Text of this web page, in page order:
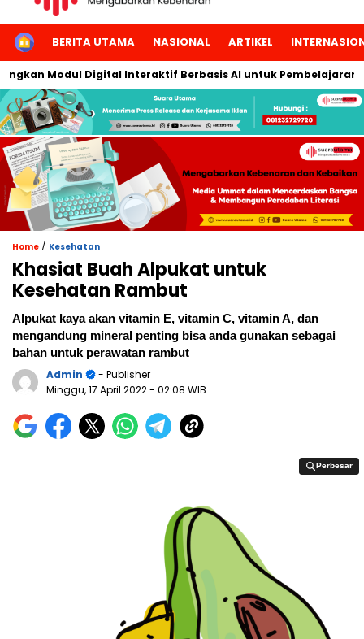
HOMEBERITA UTAMA NASIONAL ARTIKEL
Modul Digital Interaktif Berbasis AI untuk Pembelajaran
Home / Kesehatan
Khasiat Buah Alpukat untuk
Kesehatan Rambut
Alpukat kaya akan vitamin E, vitamin C, vitamin A, dan
mengandung mineral penting bisa anda gunakan sebagai
bahan untuk perawatan rambut
Admin
- Publisher
Minggu, 17 April 2022- 02:08 WIB
Perbesar
Perbesar